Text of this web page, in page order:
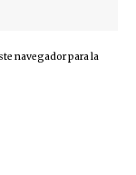
navegador para la